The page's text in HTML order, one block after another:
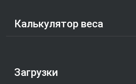
Калькулятор веса
Загрузки